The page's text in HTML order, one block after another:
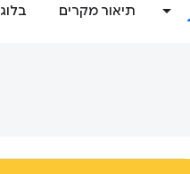
תיאור מקרים בלוג